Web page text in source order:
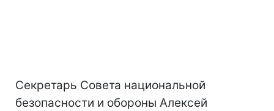
Секретарь Совета национальной
безопасности и обороны Алексей